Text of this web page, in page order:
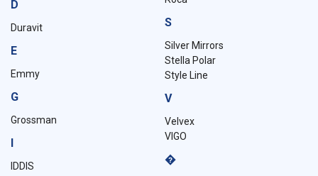
D
Duravit
E
Emmy
G
Grossman
IDDIS
S
Silver Mirrors
Stella Polar
Style Line
V
Velvex
VIGO
�